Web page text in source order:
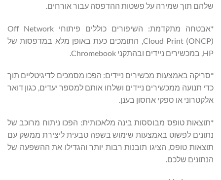
שלהם תוך שמירה על פשטות ההדפסה עבור אורחים.
*אבטחה מתקדמת: השיפורים כוללים פיתוחי Off Network
Cloud Print (ONCP), התומכים כעת באופן מלא במדפסות של
HP, במכשירים ניידים ובהתקני Chromebook.
*סריקה באמצעות מכשירים ניידים: הפכו מסמכים לדיגיטליים תוך
כדי תנועה ממכשירים ניידים ושלחו אותם למספר יעדים, כגון דואר
אלקטרוני או ספקי אחסון בענן.
*תוצאות טופס מבוססות בינה מלאכותית: הפכו ניתוח מרוכב של
נתונים לפשוט באמצעות שימוש בשפה טבעית ליצירת ממשק עם
תוצאות טופס, הציגו תובנות רבות יותר והגדילו את ההשפעה של
הנתונים שלכם.